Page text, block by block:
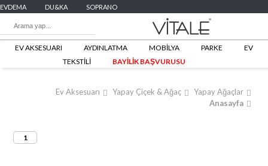
EVDEMA DU&KA SOPRANO
EV AKSESUARI AYDINLATMA MOBİLYA PARKE
EV
TEKSTİLİ
BAYİLİK BAŞVURUSU
Yapay Ağaçlar
Yapay Çiçek & Ağaç
Ev Aksesuarı
Anasayfa
1